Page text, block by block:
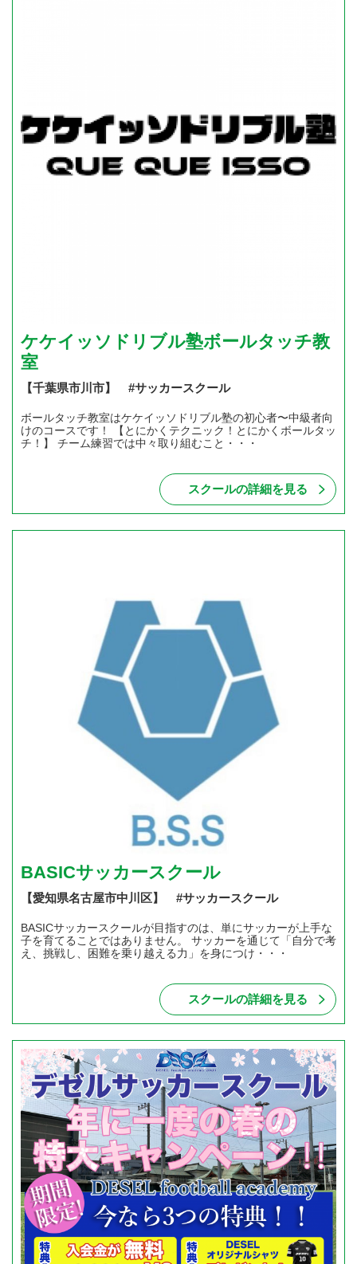
ケケイッソドリブル塾ボールタッチ教
室
【千葉県市川市】 #サッカースクール
ボールタッチ教室はケケイッソドリブル塾の初心者〜中級者向
けのコースです！ 【とにかくテクニック！とにかくボールタッ
チ！】 チーム練習では中々取り組むこと・・・
スクールの詳細を見る
BASICサッカースクール
【愛知県名古屋市中川区】 #サッカースクール
BASICサッカースクールが目指すのは、単にサッカーが上手な
子を育てることではありません。 サッカーを通じて「自分で考
え、挑戦し、困難を乗り越える力」を身につけ・・・
スクールの詳細を見る